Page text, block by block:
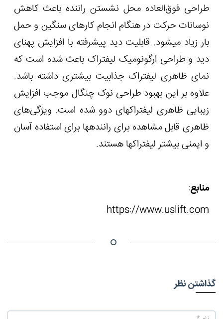
طراحی فوق‌العاده محل نشستن راننده باعث کاهش
نوسانات حرکت در هنگام انجام کارهای سنگین و حمل
بار زیاد می‏شود. قابلیت دید پیشرفته با افزایش پهنای
دید و طراحی ارگونومیک لیفتراک باعث شده است که
نمای ظاهری لیفتراک جذابیت بیشتری داشته باشد.
علاوه بر این بهبود طراحی نوک چنگال موجب افزایش
زیبایی ظاهری لیفتراک‏های دوو شده است. ویژگی‌های
ظاهری قابل مشاهده برای راننده‏ها برای استفاده آسان
و ایمنی بیشتر لیفتراک‏ها هستند.
منابع:
https://www.uslift.com
گذاشتن نظر